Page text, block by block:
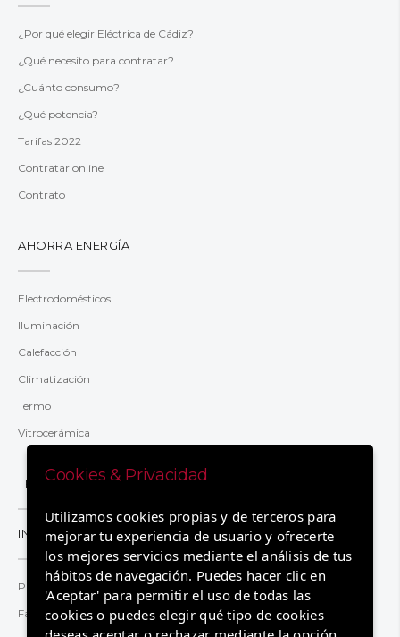
¿Por qué elegir Eléctrica de Cádiz?
¿Qué necesito para contratar?
¿Cuánto consumo?
¿Qué potencia?
Tarifas 2022
Contratar online
Contrato
AHORRA ENERGÍA
Electrodomésticos
Iluminación
Calefacción
Climatización
Termo
Vitrocerámica
TRANSPARENCIA
INFORMACIÓN
Preguntas y respuestas
Factura 2.0TD
Cookies & Privacidad
Utilizamos cookies propias y de terceros para
mejorar tu experiencia de usuario y ofrecerte
los mejores servicios mediante el análisis de tus
hábitos de navegación. Puedes hacer clic en
'Aceptar' para permitir el uso de todas las
cookies o puedes elegir qué tipo de cookies